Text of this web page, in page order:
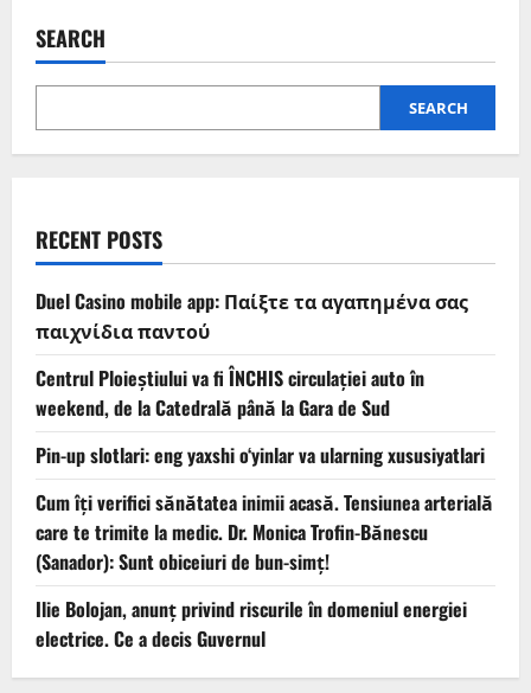
SEARCH
SEARCH
RECENT POSTS
Duel Casino mobile app: Παίξτε τα αγαπημένα σας
παιχνίδια παντού
Centrul Ploieștiului va fi ÎNCHIS circulației auto în
weekend, de la Catedrală până la Gara de Sud
Pin-up slotlari: eng yaxshi o‘yinlar va ularning xususiyatlari
Cum îți verifici sănătatea inimii acasă. Tensiunea arterială
care te trimite la medic. Dr. Monica Trofin-Bănescu
(Sanador): Sunt obiceiuri de bun-simț!
Ilie Bolojan, anunț privind riscurile în domeniul energiei
electrice. Ce a decis Guvernul